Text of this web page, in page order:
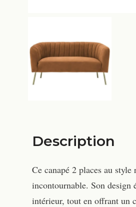
Description
Ce canapé 2 places au
incontournable. Son design
intérieur, tout en offrant un